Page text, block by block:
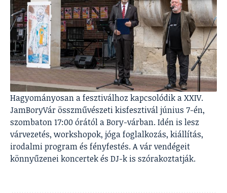
Hagyományosan a fesztiválhoz kapcsolódik a XXIV.
JamBoryVár összművészeti kisfesztivál június 7-én,
szombaton 17:00 órától a Bory-várban. Idén is lesz
várvezetés, workshopok, jóga foglalkozás, kiállítás,
irodalmi program és fényfestés. A vár vendégeit
könnyűzenei koncertek és DJ-k is szórakoztatják.